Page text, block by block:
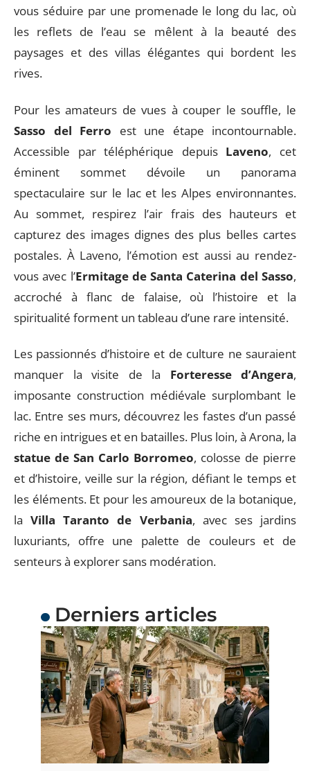
vous séduire par une promenade le long du lac, où
les reflets de l’eau se mêlent à la beauté des
paysages et des villas élégantes qui bordent les
rives.
Pour les amateurs de vues à couper le souffle, le
Sasso del Ferro est une étape incontournable.
Accessible par téléphérique depuis Laveno, cet
éminent sommet dévoile un panorama
spectaculaire sur le lac et les Alpes environnantes.
Au sommet, respirez l’air frais des hauteurs et
capturez des images dignes des plus belles cartes
postales. À Laveno, l’émotion est aussi au rendez-
vous avec l’Ermitage de Santa Caterina del Sasso,
accroché à flanc de falaise, où l’histoire et la
spiritualité forment un tableau d’une rare intensité.
Les passionnés d’histoire et de culture ne sauraient
manquer la visite de la Forteresse d’Angera,
imposante construction médiévale surplombant le
lac. Entre ses murs, découvrez les fastes d’un passé
riche en intrigues et en batailles. Plus loin, à Arona, la
statue de San Carlo Borromeo, colosse de pierre
et d’histoire, veille sur la région, défiant le temps et
les éléments. Et pour les amoureux de la botanique,
laVilla Taranto de Verbania, avec ses jardins
luxuriants, offre une palette de couleurs et de
senteurs à explorer sans modération.
Derniers articles